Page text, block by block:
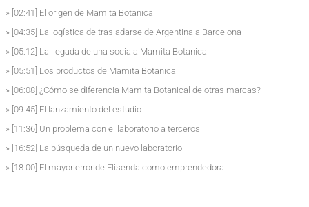
» [02:41] El origen de Mamita Botanical
» [04:35] La logística de trasladarse de Argentina a Barcelona
» [05:12] La llegada de una socia a Mamita Botanical
» [05:51] Los productos de Mamita Botanical
» [06:08] ¿Cómo se diferencia Mamita Botanical de otras marcas?
» [09:45] El lanzamiento del estudio
» [11:36] Un problema con el laboratorio a terceros
» [16:52] La búsqueda de un nuevo laboratorio
» [18:00] El mayor error de Elisenda como emprendedora